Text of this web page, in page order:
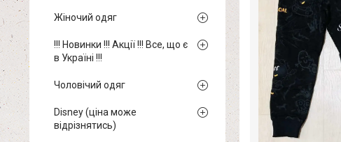
Жіночий одяг
!!! Новинки !!! Акції !!! Все, що є
в Україні !!!
Чоловічий одяг
Disney (ціна може
відрізнятись)